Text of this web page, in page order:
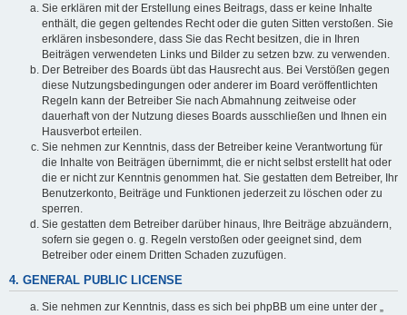
Sie erklären mit der Erstellung eines Beitrags, dass er keine Inhalte
enthält, die gegen geltendes Recht oder die guten Sitten verstoßen. Sie
erklären insbesondere, dass Sie das Recht besitzen, die in Ihren
Beiträgen verwendeten Links und Bilder zu setzen bzw. zu verwenden.
Der Betreiber des Boards übt das Hausrecht aus. Bei Verstößen gegen
diese Nutzungsbedingungen oder anderer im Board veröffentlichten
Regeln kann der Betreiber Sie nach Abmahnung zeitweise oder
dauerhaft von der Nutzung dieses Boards ausschließen und Ihnen ein
Hausverbot erteilen.
Sie nehmen zur Kenntnis, dass der Betreiber keine Verantwortung für
die Inhalte von Beiträgen übernimmt, die er nicht selbst erstellt hat oder
die er nicht zur Kenntnis genommen hat. Sie gestatten dem Betreiber, Ihr
Benutzerkonto, Beiträge und Funktionen jederzeit zu löschen oder zu
sperren.
Sie gestatten dem Betreiber darüber hinaus, Ihre Beiträge abzuändern,
sofern sie gegen o. g. Regeln verstoßen oder geeignet sind, dem
Betreiber oder einem Dritten Schaden zuzufügen.
4. GENERAL PUBLIC LICENSE
Sie nehmen zur Kenntnis, dass es sich bei phpBB um eine unter der „